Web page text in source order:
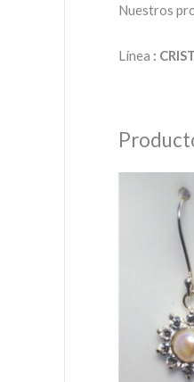
Nuestros
Línea :